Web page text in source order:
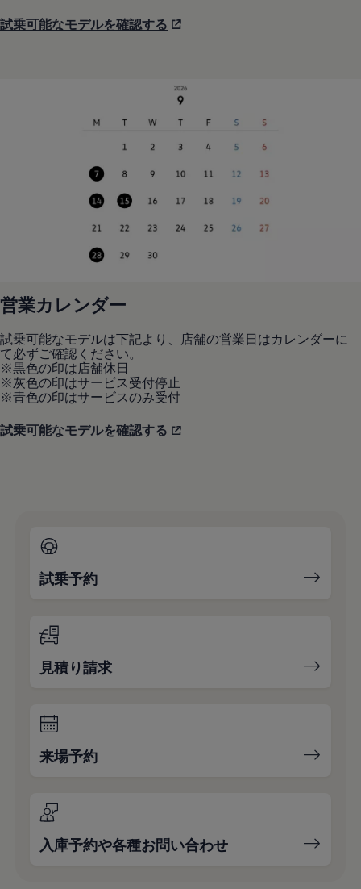
試乗可能なモデルを確認する
営業カレンダー
試乗可能なモデルは下記より、店舗の営業日はカレンダーに
て必ずご確認ください。
※黒色の印は店舗休日
※灰色の印はサービス受付停止
※青色の印はサービスのみ受付
試乗可能なモデルを確認する
試乗予約
見積り請求
来場予約
入庫予約や各種お問い合わせ